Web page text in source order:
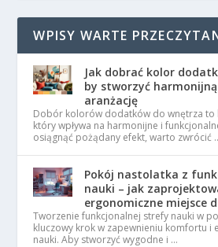
WPISY WARTE
Jak dobrać kolor
by stworzyć
aranżację
Dobór kolorów dodatków do wnętrza to
który wpływa na harmonijne i
osiągnąć pożądany efekt, warto zwrócić
Pokój nastolatka z
nauki – jak
ergonomiczne miejsce
Tworzenie funkcjonalnej strefy nauki w
kluczowy krok w zapewnieniu komfortu i
nauki. Aby stworzyć wygodne i …